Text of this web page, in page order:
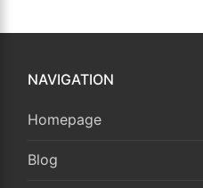
NAVIGATION
Homepage
Blog